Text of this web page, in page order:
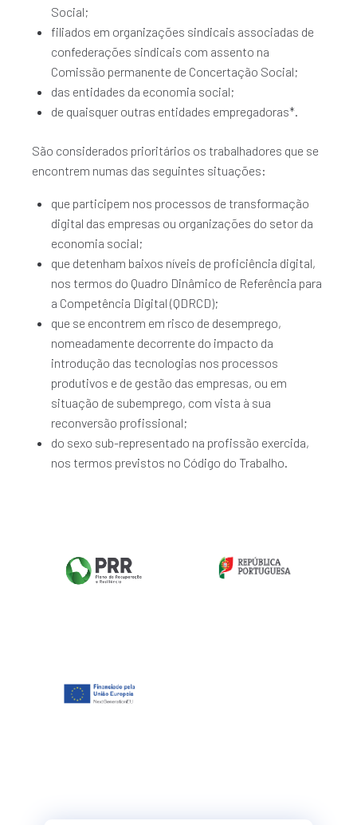
Social;
filiados em organizações sindicais associadas de
confederações sindicais com assento na
Comissão permanente de Concertação Social;
das entidades da economia social;
de quaisquer outras entidades empregadoras*.
São considerados prioritários os trabalhadores que se
encontrem numas das seguintes situações:
que participem nos processos de transformação
digital das empresas ou organizações do setor da
economia social;
que detenham baixos níveis de proficiência digital,
nos termos do Quadro Dinâmico de Referência para
a Competência Digital (QDRCD);
que se encontrem em risco de desemprego,
nomeadamente decorrente do impacto da
introdução das tecnologias nos processos
produtivos e de gestão das empresas, ou em
situação de subemprego, com vista à sua
reconversão profissional;
do sexo sub-representado na profissão exercida,
nos termos previstos no Código do Trabalho.